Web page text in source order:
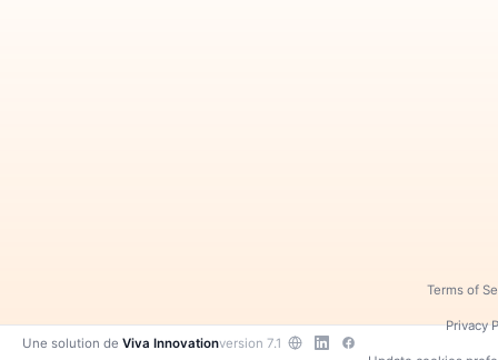
Une solution de Viva Innovationversion 7.1
Terms of
Privacy